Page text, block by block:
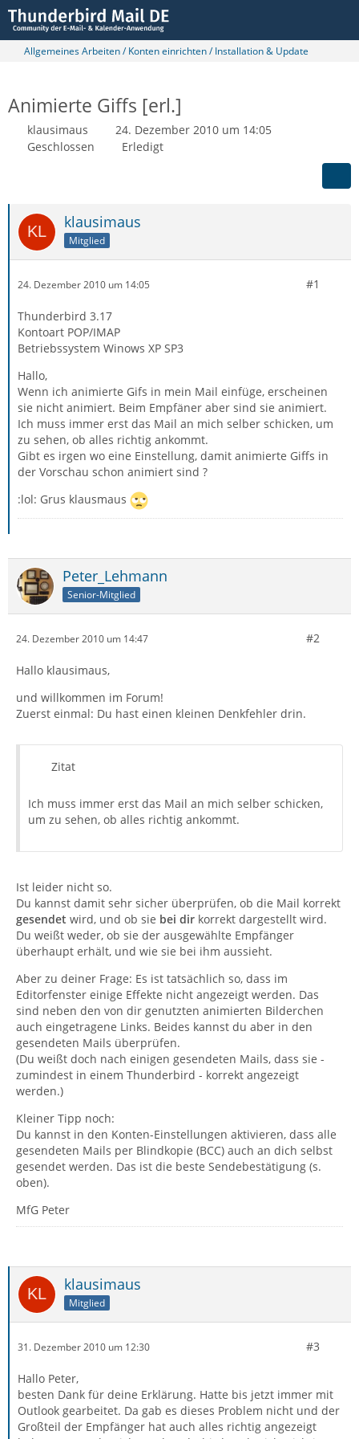
Allgemeines Arbeiten / Konten einrichten / Installation & Update
Animierte Giffs [erl.]
klausimaus
24. Dezember 2010 um 14:05
Geschlossen
Erledigt
klausimaus
Mitglied
24. Dezember 2010 um 14:05 #1
Thunderbird 3.17
Kontoart POP/IMAP
Betriebssystem Winows XP SP3
Hallo,
Wenn ich animierte Gifs in mein Mail einfüge, erscheinen
sie nicht animiert. Beim Empfäner aber sind sie animiert.
Ich muss immer erst das Mail an mich selber schicken, um
zu sehen, ob alles richtig ankommt.
Gibt es irgen wo eine Einstellung, damit animierte Giffs in
der Vorschau schon animiert sind ?
:lol: Grus klausmaus
Peter_Lehmann
Senior-Mitglied
24. Dezember 2010 um 14:47 #2
Hallo klausimaus,
und willkommen im Forum!
Zuerst einmal: Du hast einen kleinen Denkfehler drin.
Zitat
Ich muss immer erst das Mail an mich selber schicken,
um zu sehen, ob alles richtig ankommt.
Ist leider nicht so.
Du kannst damit sehr sicher überprüfen, ob die Mail korrekt
gesendet wird, und ob sie bei dir korrekt dargestellt wird.
Du weißt weder, ob sie der ausgewählte Empfänger
überhaupt erhält, und wie sie bei ihm aussieht.
Aber zu deiner Frage: Es ist tatsächlich so, dass im
Editorfenster einige Effekte nicht angezeigt werden. Das
sind neben den von dir genutzten animierten Bilderchen
auch eingetragene Links. Beides kannst du aber in den
gesendeten Mails überprüfen.
(Du weißt doch nach einigen gesendeten Mails, dass sie -
zumindest in einem Thunderbird - korrekt angezeigt
werden.)
Kleiner Tipp noch:
Du kannst in den Konten-Einstellungen aktivieren, dass alle
gesendeten Mails per Blindkopie (BCC) auch an dich selbst
gesendet werden. Das ist die beste Sendebestätigung (s.
oben).
MfG Peter
klausimaus
Mitglied
31. Dezember 2010 um 12:30 #3
Hallo Peter,
besten Dank für deine Erklärung. Hatte bis jetzt immer mit
Outlook gearbeitet. Da gab es dieses Problem nicht und der
Großteil der Empfänger hat auch alles richtig angezeigt